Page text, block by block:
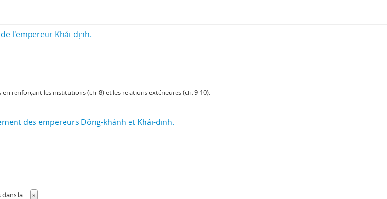
l'empereur Khải-định.
renforçant les institutions (ch. 8) et les relations extérieures (ch. 9-10).
des empereurs Đồng-khánh et Khải-định.
dans la ... »